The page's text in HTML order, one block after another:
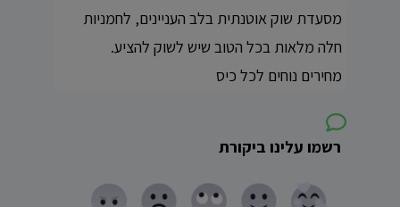
מסעדת שוק אוטנתית בלב העניינים, לחמניות
חלה מלאות בכל הטוב שיש לשוק להציע.
מחירים נוחים לכל כיס
רשמו עלינו ביקורת